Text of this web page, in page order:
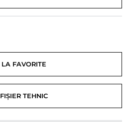
LA FAVORITE
FIȘIER TEHNIC